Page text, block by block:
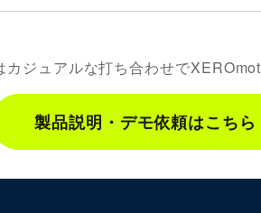
カジュアルな打ち合わせで
製品説明・デモ依頼はこちら